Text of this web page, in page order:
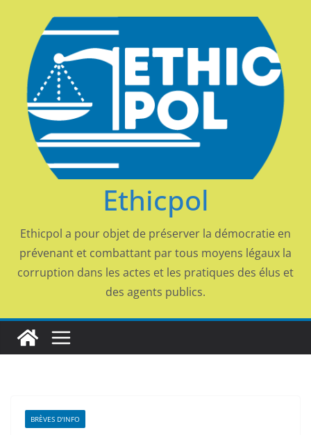
contenu
Ethicpol
Ethicpol a pour objet de préserver la démocratie en
prévenant et combattant par tous moyens légaux la
corruption dans les actes et les pratiques des élus et
des agents publics.
BRÈVES D'INFO